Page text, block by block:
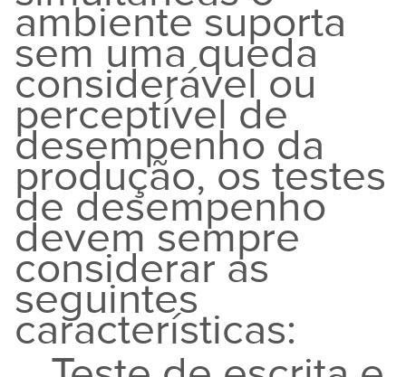
ambiente suporta
sem uma queda
considerável ou
perceptível de
desempenho da
produção, os testes
de desempenho
devem sempre
considerar as
seguintes
características: